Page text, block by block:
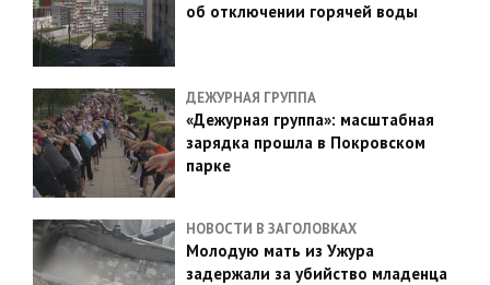
об отключении горячей воды
ДЕЖУРНАЯ ГРУППА
«Дежурная группа»: масштабная
зарядка прошла в Покровском
парке
НОВОСТИ В ЗАГОЛОВКАХ
Молодую мать из Ужура
задержали за убийство младенца